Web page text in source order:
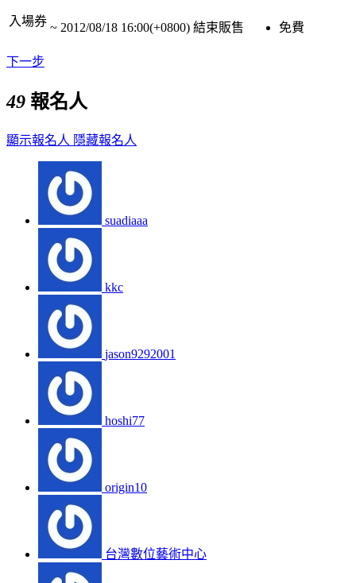
入場券 ~ 2012/08/18 16:00(+0800) 結束販售 免費
下一步
49 報名人
顯示報名人 隱藏報名人
suadiaaa
kkc
jason9292001
hoshi77
origin10
台灣數位藝術中心